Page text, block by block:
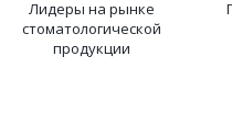
Лидеры на рынке
стоматологической
продукции